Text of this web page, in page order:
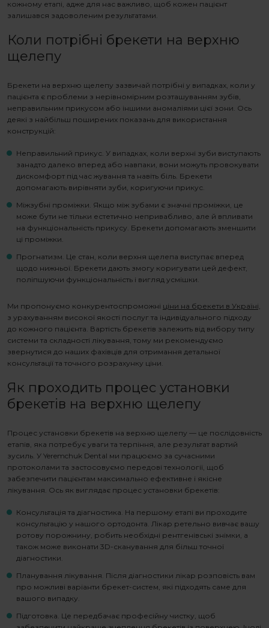
кожному етапі, адже для нас важливо, щоб кожен пацієнт
залишався задоволеним результатами.
Коли потрібні брекети на верхню
щелепу
Брекети на верхню щелепу зазвичай потрібні у випадках, коли у
пацієнта є проблеми з нерівномірним розташуванням зубів,
неправильним прикусом або іншими аномаліями цієї зони. Ось
деякі з найбільш поширених показань для використання
конструкцій:
Неправильний прикус. У випадках, коли верхні зуби виступають
занадто далеко вперед або навпаки, вони можуть провокувати
дискомфорт під час жування та навіть біль. Брекети
допомагають вирівняти зуби, коригуючи прикус.
Міжзубні проміжки. Якщо між зубами є значні проміжки, це
може бути не тільки естетично непривабливо, але й впливати
на функціональність прикусу. Брекети допомагають зменшити
ці проміжки.
Прогнатизм. Це стан, коли верхня щелепа виступає вперед
щодо нижньої. Брекети дають змогу коригувати цей дефект,
поліпшуючи функціональність і вигляд усмішки.
Ми пропонуємо конкурентоспроможні ціни на брекети в Україні,
з урахуванням високої якості послуг та індивідуального підходу
до кожного пацієнта. Вартість брекетів залежить від вибору типу
системи та складності лікування, тому ми рекомендуємо
звернутися до наших фахівців для отримання детальної
консультації та точного розрахунку ціни.
Як проходить процес установки
брекетів на верхню щелепу
Процес установки брекетів на верхню щелепу — це послідовність
етапів, яка потребує уваги та терпіння, але результат вартий
зусиль. У Yeremchuk Dental ми працюємо за сучасними
протоколами та застосовуємо передові технології, щоб
забезпечити пацієнтам максимально ефективне і якісне
лікування. Ось як виглядає процес установки брекетів:
Консультація та діагностика. На першому етапі ви проходите
консультацію у нашого ортодонта. Лікар ретельно вивчає вашу
ротову порожнину, робить необхідні рентгенівські знімки, а
також може виконати 3D-сканування для більш точної
діагностики.
Планування лікування. Після діагностики лікар розповість вам
про можливі варіанти брекет-систем, які підходять саме для
вашого випадку.
Підготовка. Це передбачає професійну чистку, щоб